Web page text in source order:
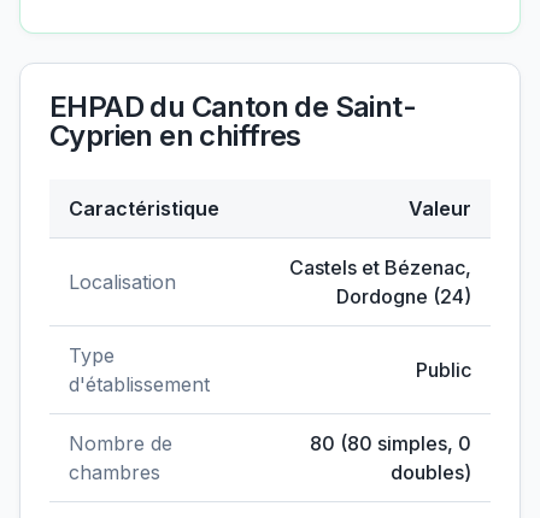
EHPAD du Canton de Saint-
Cyprien en chiffres
Caractéristique Valeur
Localisation
Castels et Bézenac,
Dordogne (24)
Type
d'établissement
Public
Nombre de
chambres
80 (80 simples, 0
doubles)